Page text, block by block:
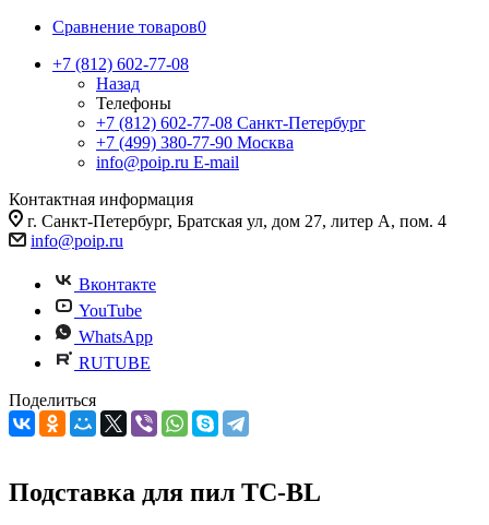
Сравнение товаров0
+7 (812) 602-77-08
Назад
Телефоны
+7 (812) 602-77-08 Санкт-Петербург
+7 (499) 380-77-90 Москва
info@poip.ru E-mail
Контактная информация
г. Санкт-Петербург, Братская ул, дом 27, литер А, пом. 4
info@poip.ru
Вконтакте
YouTube
WhatsApp
RUTUBE
Поделиться
Подставка для пил TC-BL